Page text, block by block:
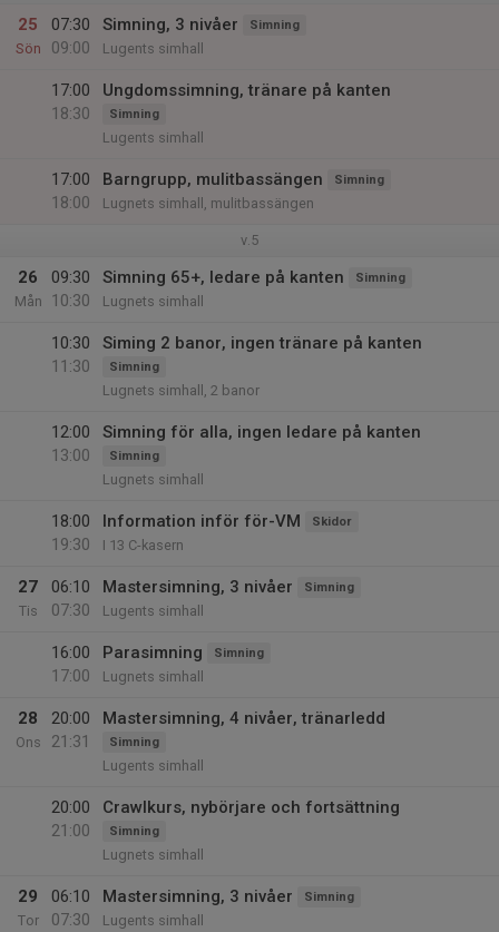
25
Sön
07:30
09:00
Simning, 3 nivåer Simning
Lugents simhall
17:00
18:30
Ungdomssimning, tränare på kanten
Simning
Lugents simhall
17:00
18:00
Barngrupp, mulitbassängen Simning
Lugnets simhall, mulitbassängen
v.5
26
Mån
09:30
10:30
Simning 65+, ledare på kanten Simning
Lugnets simhall
10:30
11:30
Siming 2 banor, ingen tränare på kanten
Simning
Lugnets simhall, 2 banor
12:00
13:00
Simning för alla, ingen ledare på kanten
Simning
Lugnets simhall
18:00
19:30
Information inför för-VM Skidor
I 13 C-kasern
27
Tis
06:10
07:30
Mastersimning, 3 nivåer Simning
Lugents simhall
16:00
17:00
Parasimning Simning
Lugnets simhall
28
Ons
20:00
21:31
Mastersimning, 4 nivåer, tränarledd
Simning
Lugents simhall
20:00
21:00
Crawlkurs, nybörjare och fortsättning
Simning
Lugnets simhall
29
Tor
06:10
07:30
Mastersimning, 3 nivåer Simning
Lugents simhall